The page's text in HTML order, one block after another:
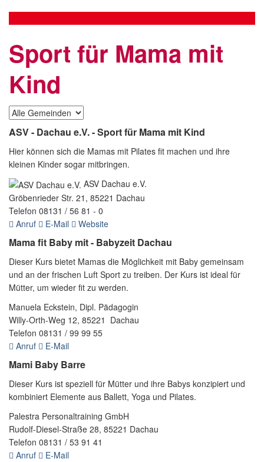
Sport für Mama mit
Kind
ASV - Dachau e.V. - Sport für Mama mit Kind
Hier können sich die Mamas mit Pilates fit machen und ihre
kleinen Kinder sogar mitbringen.
ASV Dachau e.V.
Gröbenrieder Str. 21, 85221 Dachau
Telefon 08131 / 56 81 - 0
Anruf
E-Mail Website
Mama fit Baby mit - Babyzeit Dachau
Dieser Kurs bietet Mamas die Möglichkeit mit Baby gemeinsam
und an der frischen Luft Sport zu treiben. Der Kurs ist ideal für
Mütter, um wieder fit zu werden.
Manuela Eckstein, Dipl. Pädagogin
Willy-Orth-Weg 12, 85221 Dachau
Telefon 08131 / 99 99 55
Anruf
E-Mail
Mami Baby Barre
Dieser Kurs ist speziell für Mütter und ihre Babys konzipiert und
kombiniert Elemente aus Ballett, Yoga und Pilates.
Palestra Personaltraining GmbH
Rudolf-Diesel-Straße 28, 85221 Dachau
Telefon 08131 / 53 91 41
Anruf
E-Mail